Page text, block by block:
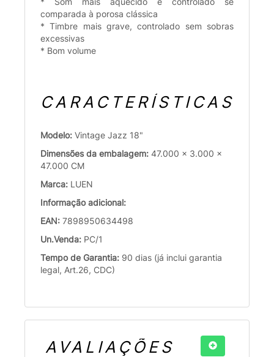
comparada à porosa clássica
* Timbre mais grave, controlado sem sobras
excessivas
* Bom volume
CARACTERÍSTICAS
Modelo: Vintage Jazz 18"
Dimensões da embalagem: 47.000 x 3.000 x
47.000 CM
Marca: LUEN
Informação adicional:
EAN: 7898950634498
Un.Venda: PC/1
Tempo de Garantia: 90 dias (já inclui garantia
legal, Art.26, CDC)
AVALIAÇÕES